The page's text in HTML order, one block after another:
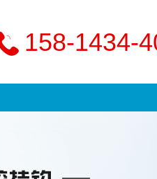
158-1434-